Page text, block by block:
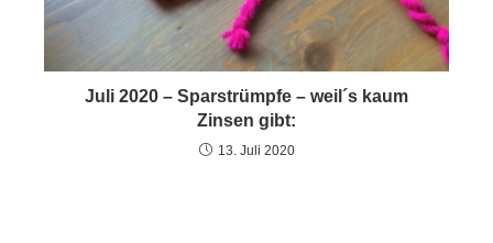
Juli 2020 – Sparstrümpfe – weil´s kaum
Zinsen gibt:
13. Juli 2020